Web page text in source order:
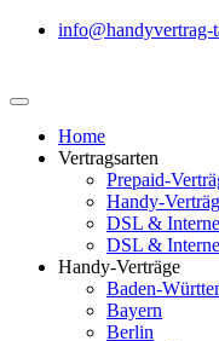
info@handyvertrag-
Home
Vertragsarten
Prepaid-
Handy-
DSL &
DSL &
Handy-Verträge
Baden-
Bayern
Berlin